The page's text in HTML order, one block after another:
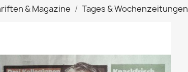
JUGEND / KIND
hey!
FRAUEN
InStyle
& Magazine Tages & Wochenzeitungen